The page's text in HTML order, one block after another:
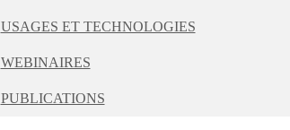
USAGES ET TECHNOLOGIES
WEBINAIRES
PUBLICATIONS